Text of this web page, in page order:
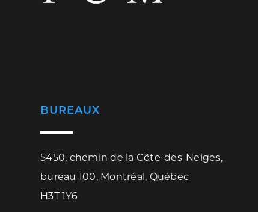
BUREAUX
5450, chemin de la Côte-des-Neiges,
bureau 100, Montréal, Québec
H3T 1Y6